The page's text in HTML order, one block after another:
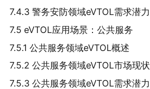
7.4.3 警务安防领域eVTOL需求潜力
7.5 eVTOL应用场景：公共服务
7.5.1 公共服务领域eVTOL概述
7.5.2 公共服务领域eVTOL市场现状
7.5.3 公共服务领域eVTOL需求潜力